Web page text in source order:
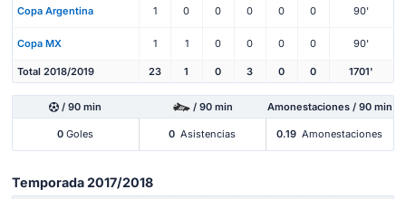
Copa Argentina 1 0 0 0 0 0 90'
Copa MX 1 1 0 0 0 0 90'
Total 2018/2019 23 1 0 3 0 0 1701'
/ 90 min / 90 min Amonestaciones / 90 min
0 Goles 0 Asistencias 0.19 Amonestaciones
Temporada 2017/2018